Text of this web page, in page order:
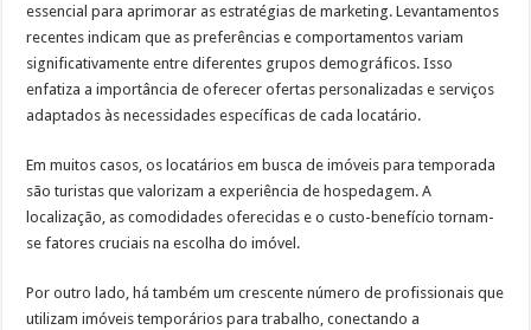
essencial para aprimorar as estratégias de marketing. Levantamentos
recentes indicam que as preferências e comportamentos variam
significativamente entre diferentes grupos demográficos. Isso
enfatiza a importância de oferecer ofertas personalizadas e serviços
adaptados às necessidades específicas de cada locatário.
Em muitos casos, os locatários em busca de imóveis para temporada
são turistas que valorizam a experiência de hospedagem. A
localização, as comodidades oferecidas e o custo-benefício tornam-
se fatores cruciais na escolha do imóvel.
Por outro lado, há também um crescente número de profissionais que
utilizam imóveis temporários para trabalho, conectando a